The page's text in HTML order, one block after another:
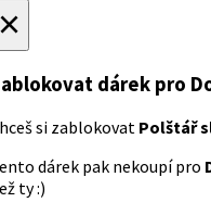
dárek pro
si zablokovat Polštář
dárek pak nekoupí pro
ty :)